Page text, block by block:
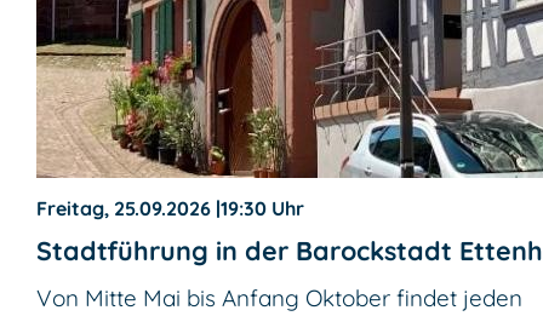
Freitag, 25.09.2026 |19:30 Uhr
Stadtführung in der Barockstadt
Von Mitte Mai bis Anfang Oktober findet jeden